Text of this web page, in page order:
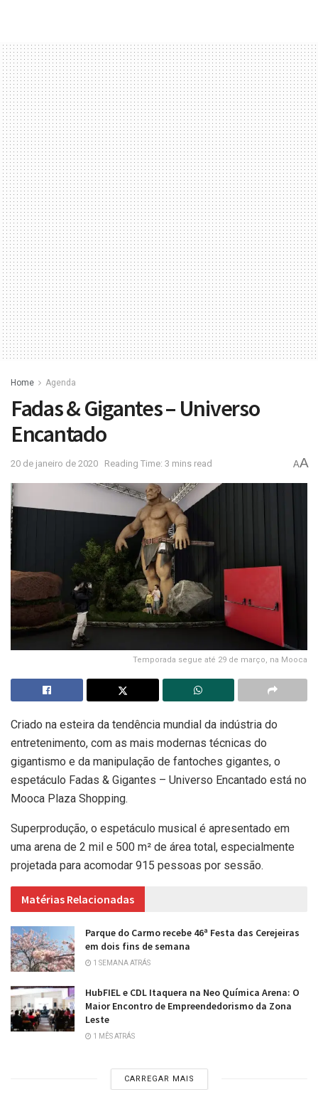
Home Agenda
Fadas & Gigantes – Universo
Encantado
20 de janeiro de 2020 Reading Time: 3 mins read AA
Temporada segue até 29 de março, na Mooca
Criado na esteira da tendência mundial da indústria do
entretenimento, com as mais modernas técnicas do
gigantismo e da manipulação de fantoches gigantes, o
espetáculo Fadas & Gigantes – Universo Encantado está no
Mooca Plaza Shopping.
Superprodução, o espetáculo musical é apresentado em
uma arena de 2 mil e 500 m² de área total, especialmente
projetada para acomodar 915 pessoas por sessão.
Matérias Relacionadas
Parque do Carmo recebe 46ª Festa das Cerejeiras
em dois fins de semana
1 SEMANA ATRÁS
HubFIEL e CDL Itaquera na Neo Química Arena: O
Maior Encontro de Empreendedorismo da Zona
Leste
1 MÊS ATRÁS
CARREGAR MAIS